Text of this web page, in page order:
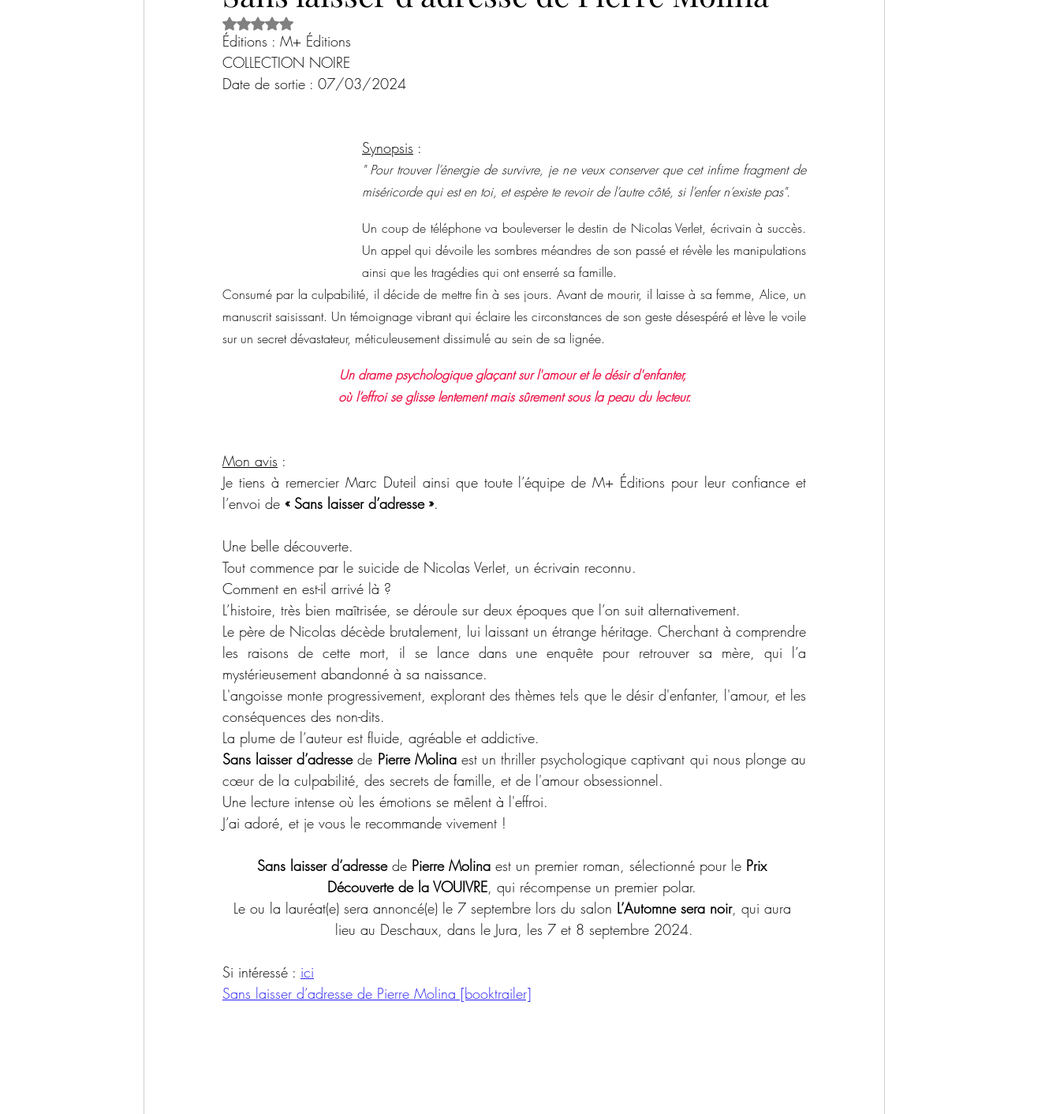
Thriller psychologique
Livre jeunesse Documentaire / Sciences criminelles
Noires Brumes
Noté NaN étoiles sur 5.
Éditions : M+ Éditions
COLLECTION NOIRE
Date de sortie : 07/03/2024
Synopsis :
" Pour trouver l’énergie de survivre, je ne veux conserver que cet infime fragment de
miséricorde qui est en toi, et espère te revoir de l’autre côté, si l’enfer n’existe pas".
Un coup de téléphone va bouleverser le destin de Nicolas Verlet, écrivain à succès.
Un appel qui dévoile les sombres méandres de son passé et révèle les manipulations
ainsi que les tragédies qui ont enserré sa famille.
Consumé par la culpabilité, il décide de mettre fin à ses jours. Avant de mourir, il laisse à sa femme, Alice, un
manuscrit saisissant. Un témoignage vibrant qui éclaire les circonstances de son geste désespéré et lève le voile
sur un secret dévastateur, méticuleusement dissimulé au sein de sa lignée.
Un drame psychologique glaçant sur l'amour et le désir d'enfanter,
où l’effroi se glisse lentement mais sûrement sous la peau du lecteur.
Mon avis :
Je tiens à remercier Marc Duteil ainsi que toute l’équipe de M+ Éditions pour leur confiance et
l’envoi de « Sans laisser d’adresse ».
Une belle découverte.
Tout commence par le suicide de Nicolas Verlet, un écrivain reconnu.
Comment en est-il arrivé là ?
L’histoire, très bien maîtrisée, se déroule sur deux époques que l’on suit alternativement.
Le père de Nicolas décède brutalement, lui laissant un étrange héritage. Cherchant à comprendre
les raisons de cette mort, il se lance dans une enquête pour retrouver sa mère, qui l’a
mystérieusement abandonné à sa naissance.
L'angoisse monte progressivement, explorant des thèmes tels que le désir d'enfanter, l'amour, et les
conséquences des non-dits.
La plume de l’auteur est fluide, agréable et addictive.
Sans laisser d’adresse de Pierre Molina est un thriller psychologique captivant qui nous plonge au
cœur de la culpabilité, des secrets de famille, et de l'amour obsessionnel.
Une lecture intense où les émotions se mêlent à l'effroi.
J’ai adoré, et je vous le recommande vivement !
Sans laisser d’adresse de Pierre Molina est un premier roman, sélectionné pour le Prix
Découverte de la VOUIVRE, qui récompense un premier polar.
Le ou la lauréat(e) sera annoncé(e) le 7 septembre lors du salon L’Automne sera noir, qui aura
lieu au Deschaux, dans le Jura, les 7 et 8 septembre 2024.
Si intéressé : ici
Sans laisser d’adresse de Pierre Molina [booktrailer]